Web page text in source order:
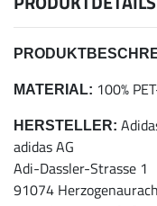
MATERIAL: 100%
HERSTELLER:
adidas AG
Adi-Dassler-Strasse 1
91074 Herzogenaurach